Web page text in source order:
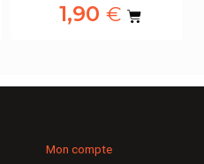
1,90€
Mon compte